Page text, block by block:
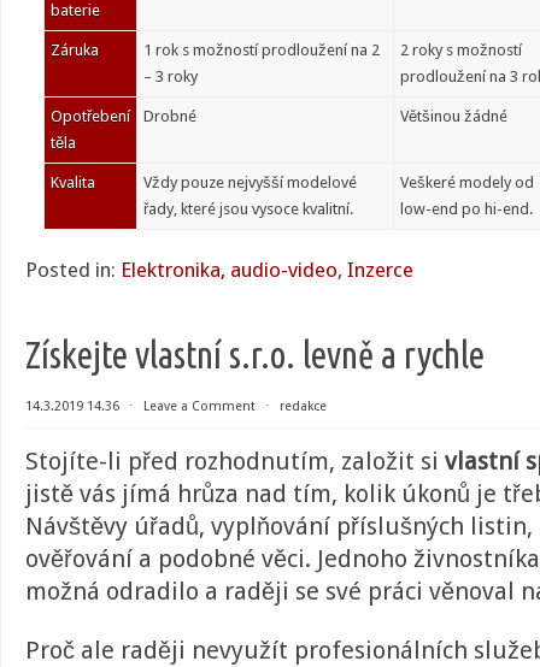
baterie
Záruka
1 rok s možností prodloužení na 2
– 3 roky
2 roky s možností
prodloužení na 3
Opotřebení
těla
Drobné Většinou žádné
Kvalita
Vždy pouze nejvyšší modelové
řady, které jsou vysoce kvalitní.
Veškeré modely od
low-end po hi-end.
Posted in: Elektronika, audio-video, Inzerce
Získejte vlastní s.r.o. levně a rychle
14.3.2019 14.36 ⋅ Leave a Comment ⋅ redakce
Stojíte-li před rozhodnutím, založit si vlastní
jistě vás jímá hrůza nad tím, kolik úkonů je
Návštěvy úřadů, vyplňování příslušných
ověřování a podobné věci. Jednoho
možná odradilo a raději se své práci věnoval
Proč ale raději nevyužít profesionálních